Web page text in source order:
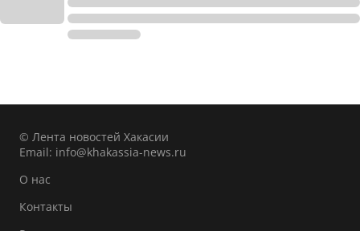
© Лента новостей Хакасии
Email: info@khakassia-news.ru
О нас
Контакты